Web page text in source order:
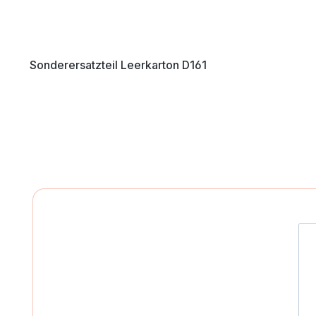
Sonderersatzteil Leerkarton D161